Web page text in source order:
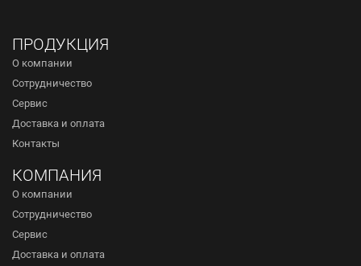
ПРОДУКЦИЯ
О компании
Сотрудничество
Сервис
Доставка и оплата
Контакты
КОМПАНИЯ
О компании
Сотрудничество
Сервис
Доставка и оплата